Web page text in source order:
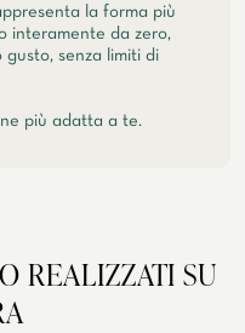
la forma più
interamente da zero,
senza limiti di
più adatta a te.
REALIZZATI SU